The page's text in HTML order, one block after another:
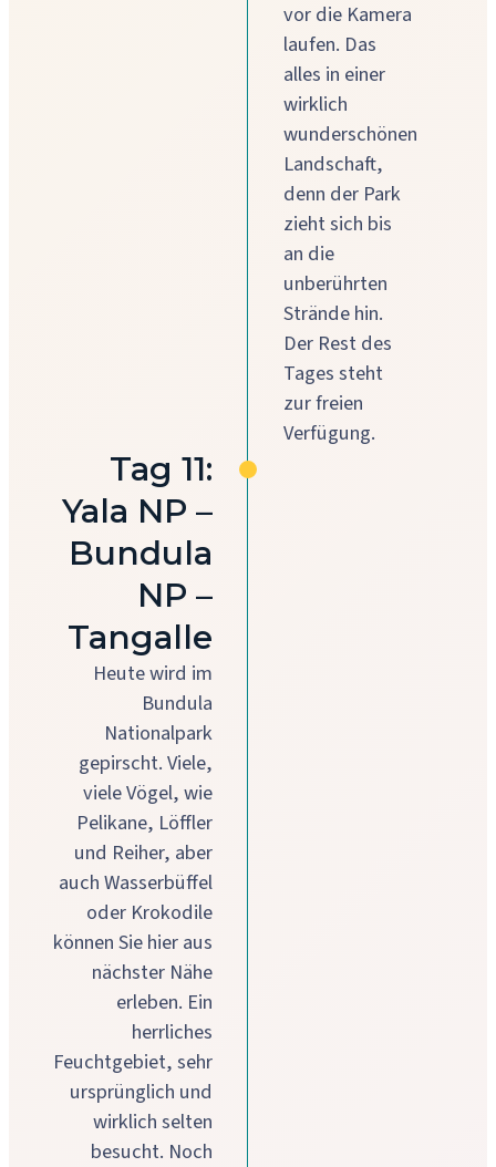
vor die Kamera
laufen. Das
alles in einer
wirklich
wunderschönen
Landschaft,
denn der Park
zieht sich bis
an die
unberührten
Strände hin.
Der Rest des
Tages steht
zur freien
Verfügung.
Tag 11:
Yala NP –
Bundula
NP –
Tangalle
Heute wird im
Bundula
Nationalpark
gepirscht. Viele,
viele Vögel, wie
Pelikane, Löffler
und Reiher, aber
auch Wasserbüffel
oder Krokodile
können Sie hier aus
nächster Nähe
erleben. Ein
herrliches
Feuchtgebiet, sehr
ursprünglich und
wirklich selten
besucht. Noch